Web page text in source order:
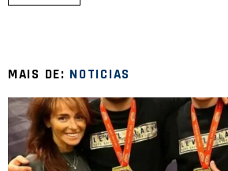
MAIS DE: NOTICIAS